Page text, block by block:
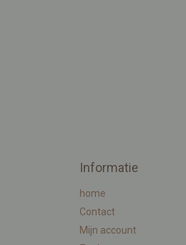
Informatie
home
Contact
Mijn account